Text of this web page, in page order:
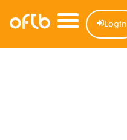
Login